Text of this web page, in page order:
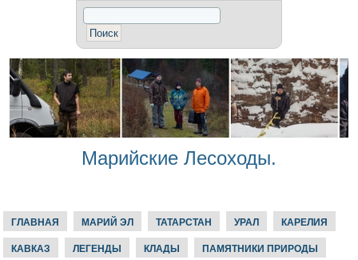
Марийские Лесоходы.
ГЛАВНАЯ МАРИЙ ЭЛ ТАТАРСТАН УРАЛ КАРЕЛИЯ
КАВКАЗ ЛЕГЕНДЫ КЛАДЫ ПАМЯТНИКИ ПРИРОДЫ